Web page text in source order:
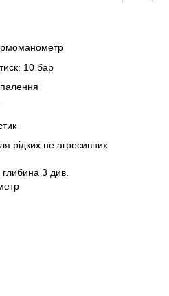
10 бар
рідких не агресивних
3 див.